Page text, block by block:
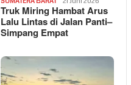
Truk Miring Hambat Arus
Lalu Lintas di Jalan Panti–
Simpang Empat